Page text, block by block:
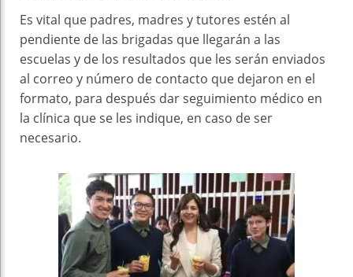
Es vital que padres, madres y tutores estén al
pendiente de las brigadas que llegarán a las
escuelas y de los resultados que les serán enviados
al correo y número de contacto que dejaron en el
formato, para después dar seguimiento médico en
la clínica que se les indique, en caso de ser
necesario.